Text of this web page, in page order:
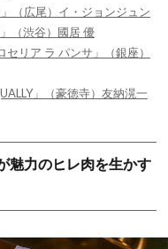
（広尾）イ・ジョンジュン
（渋谷）國居 優
リア ラ パンサ」（銀座）
」（豪徳寺）友納滉一
魅力のヒレ肉を生かす